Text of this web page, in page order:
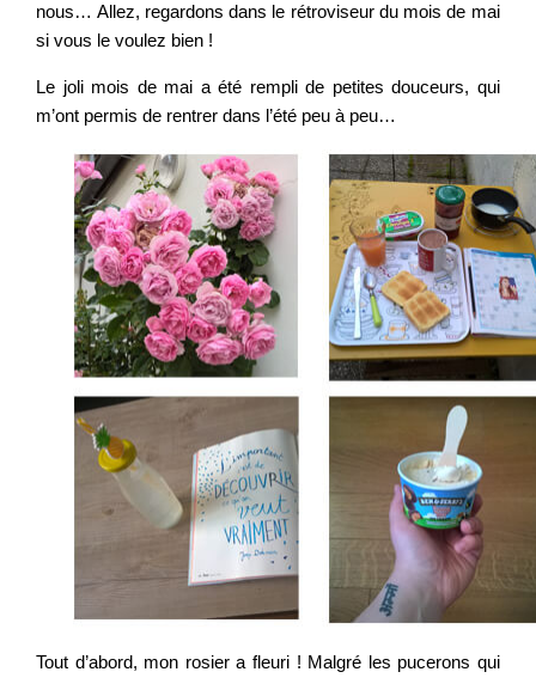
nous… Allez, regardons dans le rétroviseur du mois de mai
si vous le voulez bien !
Le joli mois de mai a été rempli de petites douceurs, qui
m’ont permis de rentrer dans l’été peu à peu…
Tout d’abord, mon rosier a fleuri ! Malgré les pucerons qui